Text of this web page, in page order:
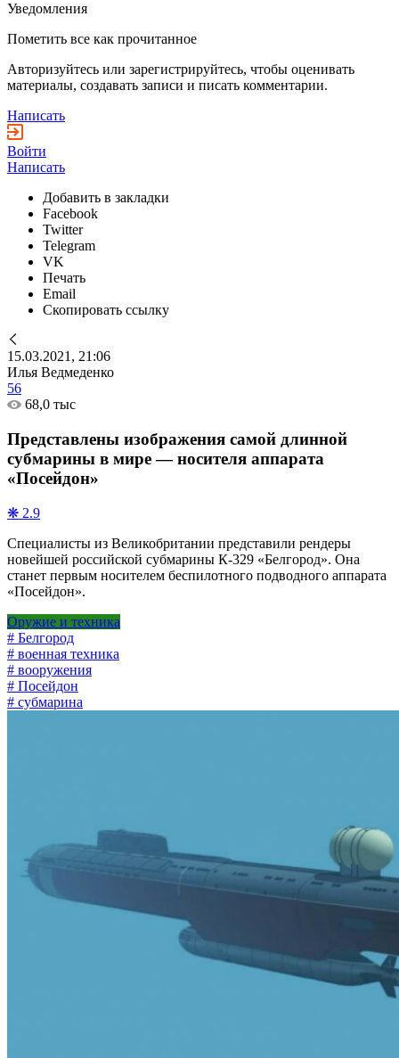
Уведомления
Пометить все как прочитанное
Авторизуйтесь или зарегистрируйтесь, чтобы оценивать
материалы, создавать записи и писать комментарии.
Написать
Войти
Написать
Добавить в закладки
Facebook
Twitter
Telegram
VK
Печать
Email
Скопировать ссылку
15.03.2021, 21:06
Илья Ведмеденко
56
68,0 тыс
Представлены изображения самой длинной
субмарины в мире — носителя аппарата
«Посейдон»
❋ 2.9
Специалисты из Великобритании представили рендеры
новейшей российской субмарины К-329 «Белгород». Она
станет первым носителем беспилотного подводного аппарата
«Посейдон».
Оружие и техника
# Белгород
# военная техника
# вооружения
# Посейдон
# субмарина